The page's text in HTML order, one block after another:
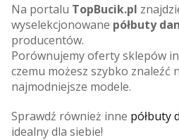
Na portalu TopBucik.pl
wyselekcjonowane półbuty
producentów.
Porównujemy oferty sklepów
czemu możesz szybko znaleźć
najmodniejsze modele.
Sprawdź również inne półbuty
idealny dla siebie!